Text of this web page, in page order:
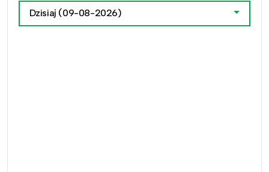
Dzisiaj (09-08-2026)